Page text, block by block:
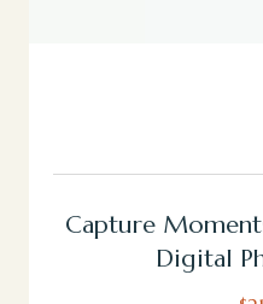
Capture
Digital